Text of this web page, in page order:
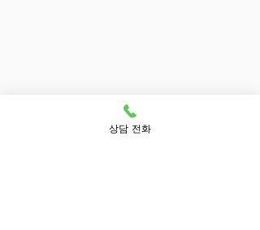
상담 전화